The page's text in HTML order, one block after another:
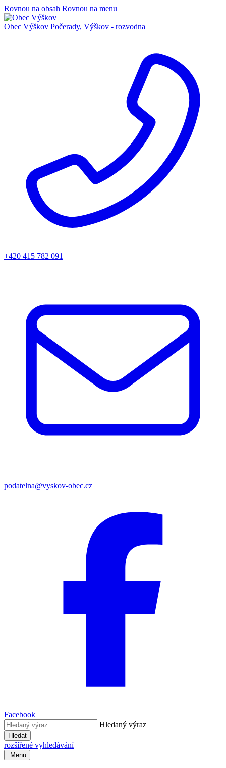
Rovnou na obsah Rovnou na menu
Obec Výškov Počerady, Výškov - rozvodna
+420 415 782 091
podatelna@vyskov-obec.cz
Facebook
Hledaný výraz
Hledat
rozšířené vyhledávání
Menu